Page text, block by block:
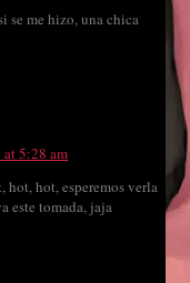
se me hizo, una chica
5:28 am
hot, hot, esperemos verla
este tomada, jaja